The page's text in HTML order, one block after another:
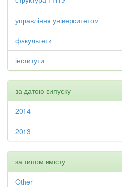
управління університетом
факультети
інститути
за датою випуску
2014
2013
за типом вмісту
Other